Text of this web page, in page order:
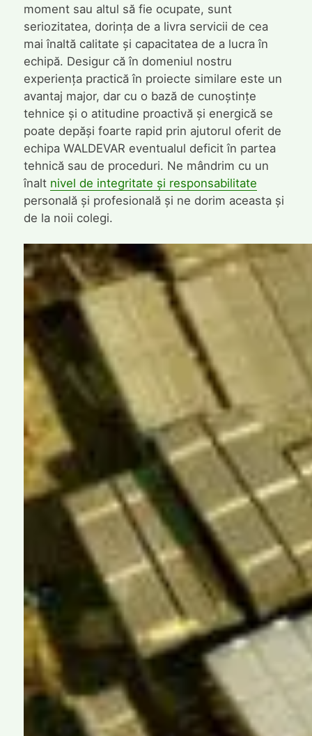
moment sau altul să fie ocupate, sunt
seriozitatea, dorința de a livra servicii de cea
mai înaltă calitate și capacitatea de a lucra în
echipă. Desigur că în domeniul nostru
experiența practică în proiecte similare este un
avantaj major, dar cu o bază de cunoștințe
tehnice și o atitudine proactivă și energică se
poate depăși foarte rapid prin ajutorul oferit de
echipa WALDEVAR eventualul deficit în partea
tehnică sau de proceduri. Ne mândrim cu un
înalt nivel de integritate și responsabilitate
personală și profesională și ne dorim aceasta și
de la noii colegi.